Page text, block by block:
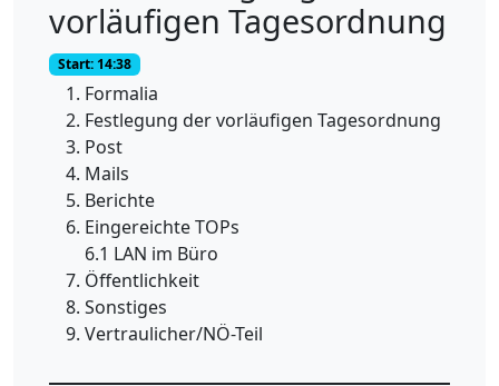
vorläufigen Tagesordnung
Start: 14:38
Formalia
Festlegung der vorläufigen Tagesordnung
Post
Mails
Berichte
Eingereichte TOPs
6.1 LAN im Büro
Öffentlichkeit
Sonstiges
Vertraulicher/NÖ-Teil